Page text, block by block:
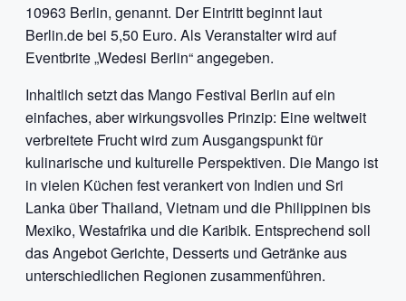
10963 Berlin, genannt. Der Eintritt beginnt laut
Berlin.de bei 5,50 Euro. Als Veranstalter wird auf
Eventbrite „Wedesi Berlin“ angegeben.
Inhaltlich setzt das Mango Festival Berlin auf ein
einfaches, aber wirkungsvolles Prinzip: Eine weltweit
verbreitete Frucht wird zum Ausgangspunkt für
kulinarische und kulturelle Perspektiven. Die Mango ist
in vielen Küchen fest verankert von Indien und Sri
Lanka über Thailand, Vietnam und die Philippinen bis
Mexiko, Westafrika und die Karibik. Entsprechend soll
das Angebot Gerichte, Desserts und Getränke aus
unterschiedlichen Regionen zusammenführen.